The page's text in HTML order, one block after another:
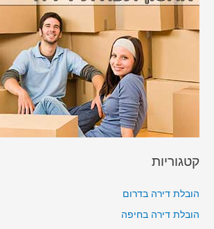
קטגוריות
הובלת דירה בדרום
הובלת דירה בחיפה